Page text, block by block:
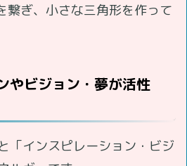
繋ぎ、小さな三角形を作って
やビジョン・夢が活性
「インスピレーション・ビジ